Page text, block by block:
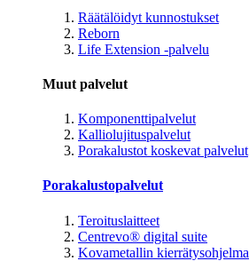
Räätälöidyt kunnostukset
Reborn
Life Extension -palvelu
Muut palvelut
Komponenttipalvelut
Kalliolujituspalvelut
Porakalustot koskevat palvelut
Porakalustopalvelut
Teroituslaitteet
Centrevo® digital suite
Kovametallin kierrätysohjelma